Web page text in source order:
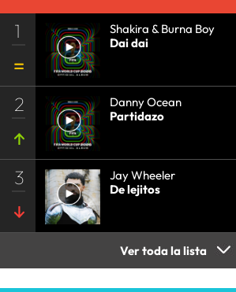
1
Shakira & Burna Boy
Dai dai
2
Danny Ocean
Partidazo
3
Jay Wheeler
De lejitos
Ver toda la lista